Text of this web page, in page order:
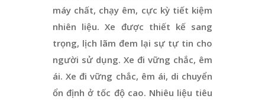
máy chất, chạy êm, cực kỳ tiết kiệm
nhiên liệu. Xe được thiết kế sang
trọng, lịch lãm đem lại sự tự tin cho
người sử dụng. Xe đi vững chắc, êm
ái. Xe đi vững chắc, êm ái, di chuyển
ổn định ở tốc độ cao. Nhiêu liệu tiêu